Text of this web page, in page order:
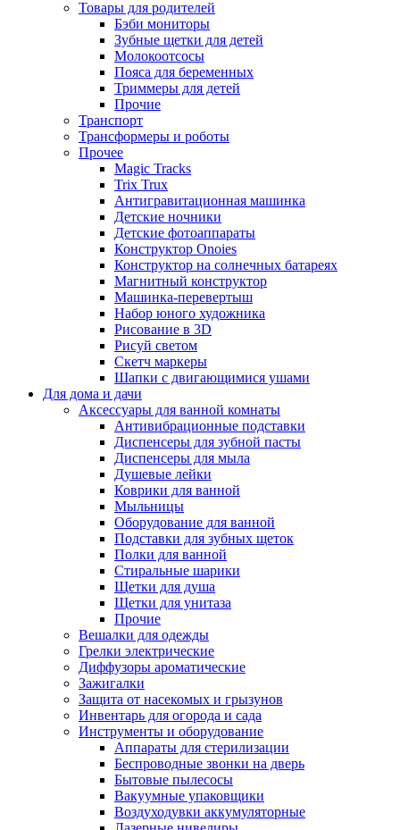
Товары для родителей
Бэби мониторы
Зубные щетки для детей
Молокоотсосы
Пояса для беременных
Триммеры для детей
Прочие
Транспорт
Трансформеры и роботы
Прочее
Magic Tracks
Trix Trux
Антигравитационная машинка
Детские ночники
Детские фотоаппараты
Конструктор Onoies
Конструктор на солнечных батареях
Магнитный конструктор
Машинка-перевертыш
Набор юного художника
Рисование в 3D
Рисуй светом
Скетч маркеры
Шапки с двигающимися ушами
Для дома и дачи
Аксессуары для ванной комнаты
Антивибрационные подставки
Диспенсеры для зубной пасты
Диспенсеры для мыла
Душевые лейки
Коврики для ванной
Мыльницы
Оборудование для ванной
Подставки для зубных щеток
Полки для ванной
Стиральные шарики
Щетки для душа
Щетки для унитаза
Прочие
Вешалки для одежды
Грелки электрические
Диффузоры ароматические
Зажигалки
Защита от насекомых и грызунов
Инвентарь для огорода и сада
Инструменты и оборудование
Аппараты для стерилизации
Беспроводные звонки на дверь
Бытовые пылесосы
Вакуумные упаковщики
Воздуходувки аккумуляторные